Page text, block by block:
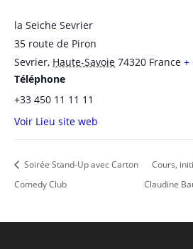
la Seiche Sevrier
35 route de Piron
Sevrier, Haute-Savoie 74320 France +
Téléphone
+33 450 11 11 11
Voir Lieu site web
Soirée Stand-Up avec Carton
Comedy Club
Cours,
Claudine